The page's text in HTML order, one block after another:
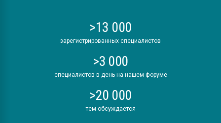
>13 000
зарегистрированных специалистов
>3 000
специалистов в день на нашем форуме
>20 000
тем обсуждается